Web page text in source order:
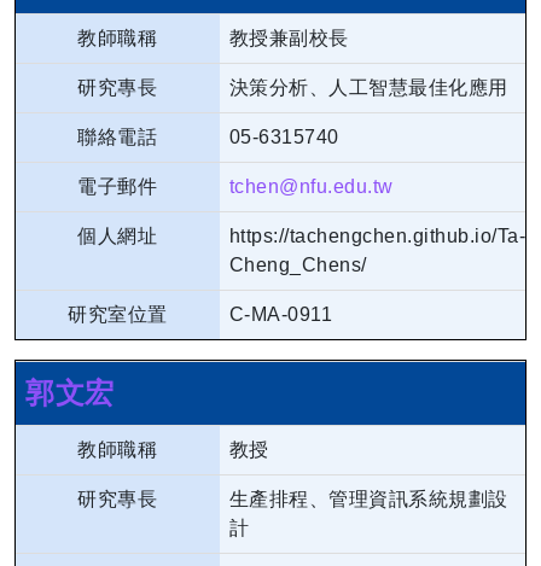
教師職稱 教授兼副校長
研究專長 決策分析、人工智慧最佳化應用
聯絡電話 05-6315740
電子郵件 tchen@nfu.edu.tw
個人網址
https://tachengchen.github.io/Ta-
Cheng_Chens/
研究室位置 C-MA-0911
郭文宏
教師職稱 教授
研究專長
生產排程、管理資訊系統規劃設
計